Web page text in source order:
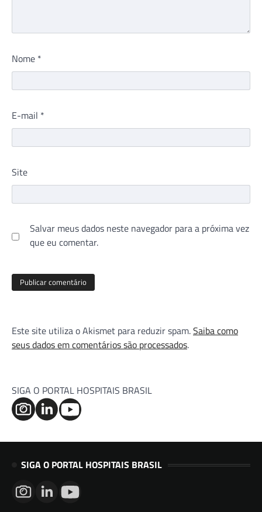
Nome *
E-mail *
Site
Salvar meus dados neste navegador para a próxima vez
que eu comentar.
Este site utiliza o Akismet para reduzir spam.Saiba como
seus dados em comentários são processados.
SIGA O PORTAL HOSPITAIS BRASIL
SIGA O PORTAL HOSPITAIS BRASIL